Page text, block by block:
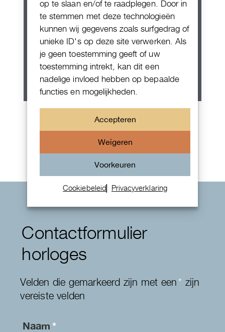
op te slaan en/of te raadplegen. Door in
te stemmen met deze technologieën
kunnen wij gegevens zoals surfgedrag of
unieke ID's op deze site verwerken. Als
je geen toestemming geeft of uw
toestemming intrekt, kan dit een
nadelige invloed hebben op bepaalde
functies en mogelijkheden.
Accepteren
Weigeren
Voorkeuren
Cookiebeleid Privacyverklaring
Patek Philippe Annual Calendar
Chornograaf
Contactformulier
horloges
Velden die gemarkeerd zijn met een* zijn
vereiste velden
Naam*